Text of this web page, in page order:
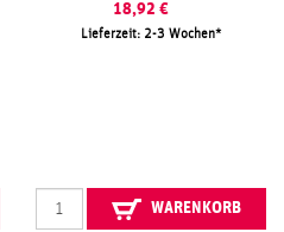
18,92 €
Lieferzeit: 2-3 Wochen
WARENKORB